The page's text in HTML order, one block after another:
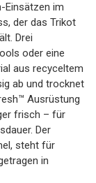
Einsätzen im
der das Trikot
Drei
oder eine
aus recyceltem
ab und trocknet
Ausrüstung
frisch – für
Der
steht für
in